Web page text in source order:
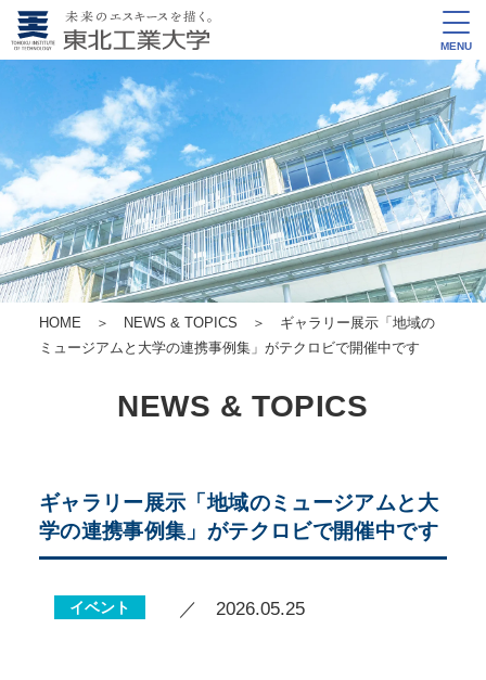
MENU
HOME ＞ NEWS & TOPICS ＞ ギャラリー展示「地域の
ミュージアムと大学の連携事例集」がテクロビで開催中です
NEWS & TOPICS
ギャラリー展示「地域のミュージアムと大
学の連携事例集」がテクロビで開催中です
イベント ／ 2026.05.25